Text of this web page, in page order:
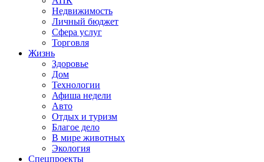
Недвижимость
Личный бюджет
Сфера услуг
Торговля
Жизнь
Здоровье
Дом
Технологии
Афиша недели
Авто
Отдых и туризм
Благое дело
В мире животных
Экология
Спецпроекты